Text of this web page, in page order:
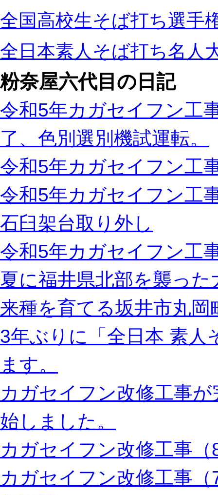
全国高校生そば打ち選手
全日本素人そば打ち名人
粉奈屋六代目の日記
令和5年カガセイフン工
了、色別選別機試運転。
令和5年カガセイフン工
令和5年カガセイフン工
石臼架台取り外し
令和5年カガセイフン工
夏に福井県北部を襲っ
来種を育てる坂井市丸岡
3年ぶりに「全日本 素人
ます。
カガセイフン改修工事
始しました。
カガセイフン改修工事
カガセイフン改修工事